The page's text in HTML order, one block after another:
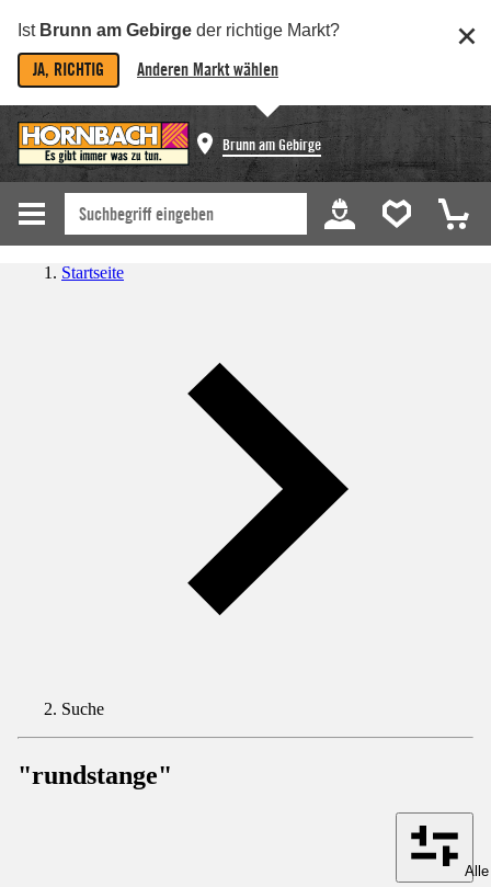
Ist Brunn am Gebirge der richtige Markt?
JA, RICHTIG Anderen Markt wählen
Brunn am Gebirge
Startseite
Suche
"rundstange"